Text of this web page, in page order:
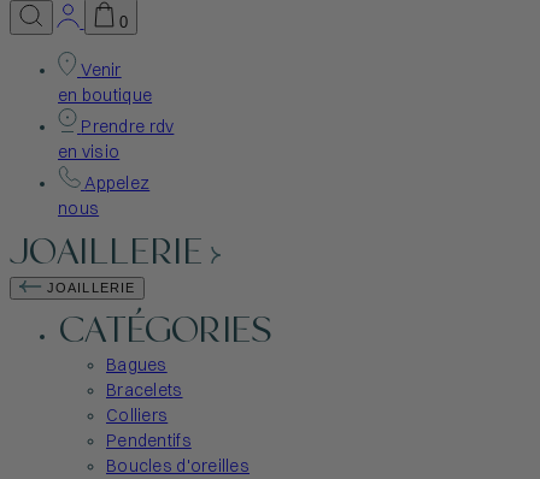
0
Venir
en boutique
Prendre rdv
en visio
Appelez
nous
JOAILLERIE
JOAILLERIE
CATÉGORIES
Bagues
Bracelets
Colliers
Pendentifs
Boucles d'oreilles